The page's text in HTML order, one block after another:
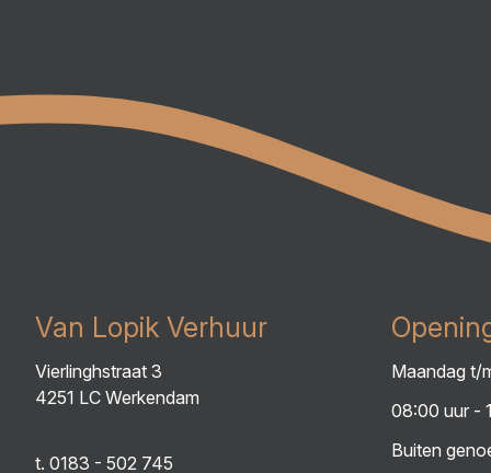
Van Lopik Verhuur
Vierlinghstraat 3
4251 LC Werkendam
t. 0183 - 502 745
Maandag t/
08:00 uur -
Buiten